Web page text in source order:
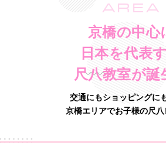
AREA
京橋の中心
日本を代表
尺八教室が誕
交通にもショッピングに
京橋エリアでお子様の尺